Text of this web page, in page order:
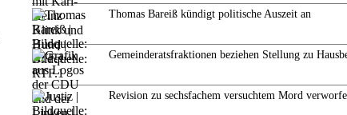
Thomas Bareiß kündigt politische Auszeit an
Gemeinderatsfraktionen beziehen Stellung zu
Revision zu sechsfachem versuchtem Mord